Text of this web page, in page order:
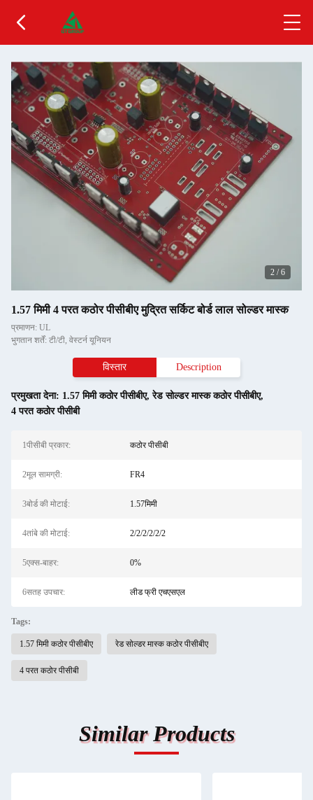
2 /6
1.57 मिमी 4 परत कठोर पीसीबीए मुद्रित सर्किट बोर्ड लाल सोल्डर मास्क
प्रमाणन: UL
भुगतान शर्तें: टी/टी, वेस्टर्न यूनियन
विस्तार Description
प्रमुखता देना: 1.57 मिमी कठोर पीसीबीए,रेड सोल्डर मास्क कठोर पीसीबीए,
4 परत कठोर पीसीबी
1पीसीबी प्रकार: कठोर पीसीबी
2मूल सामग्री: FR4
3बोर्ड की मोटाई: 1.57मिमी
4तांबे की मोटाई: 2/2/2/2/2/2
5एक्स-बाहर: 0%
6सतह उपचार: लीड फ्री एचएसएल
Tags:
1.57 मिमी कठोर पीसीबीए रेड सोल्डर मास्क कठोर पीसीबीए
4 परत कठोर पीसीबी
Similar Products